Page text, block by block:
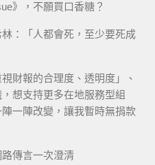
》，不願買口香糖？
：「人都會死，至少要死成
財報的合理度、透明度」、
想支持更多在地服務型組
一陣改變，讓我暫時無捐款
傳言一次澄清